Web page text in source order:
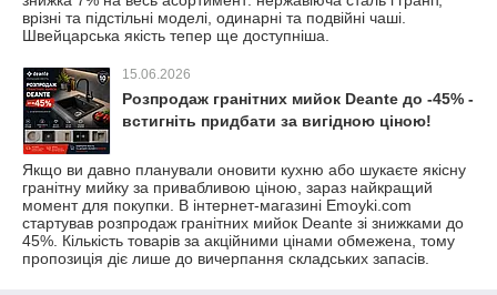
врізні та підстільні моделі, одинарні та подвійні чаші.
Швейцарська якість тепер ще доступніша.
15.06.2026
Розпродаж гранітних мийок Deante до -45% -
встигніть придбати за вигідною ціною!
Якщо ви давно планували оновити кухню або шукаєте якісну
гранітну мийку за привабливою ціною, зараз найкращий
момент для покупки. В інтернет-магазині Emoyki.com
стартував розпродаж гранітних мийок Deante зі знижками до
45%. Кількість товарів за акційними цінами обмежена, тому
пропозиція діє лише до вичерпання складських запасів.